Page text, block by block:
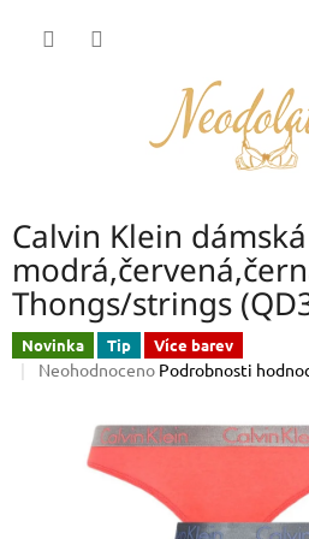
Calvin Klein
Thongs/strings
Novinka Tip Více barev
Průměrné
Neohodnoceno Podrobnosti